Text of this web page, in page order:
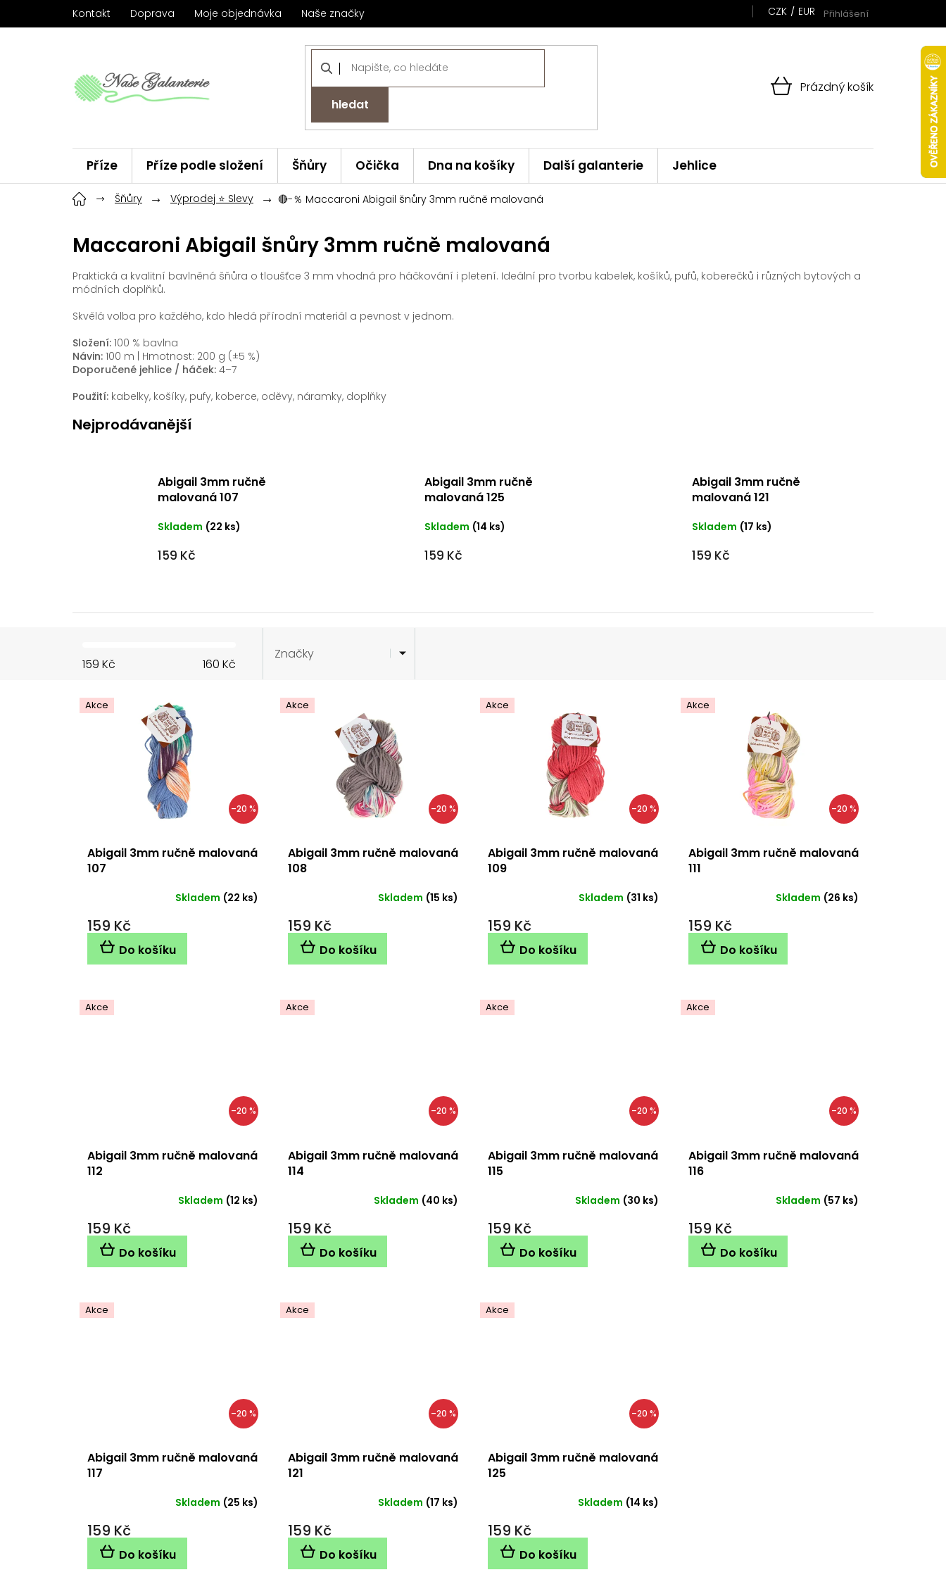
Kontakt Doprava Moje objednávka Naše značky CZK EUR Přihlášení
hledat
NÁKUPNÍ
Prázdný košík
Příze Příze podle složení Šňůry Očička Dna na košíky Další galanterie Jehlice
Háčky ChiaoGoo Značky
Šňůry Výprodej ⭐ Slevy 🔴-％ Maccaroni Abigail šnůry 3mm ručně malovaná
Maccaroni Abigail šnůry 3mm ručně malovaná
Praktická a kvalitní bavlněná šňůra o tloušťce 3 mm vhodná pro háčkování i pletení. Ideální pro tvorbu kabelek, košíků, pufů, koberečků i různých bytových a
módních doplňků.
Skvělá volba pro každého, kdo hledá přírodní materiál a pevnost v jednom.
Složení: 100 % bavlna
Návin: 100 m | Hmotnost: 200 g (±5 %)
Doporučené jehlice / háček: 4–7
Použití: kabelky, košíky, pufy, koberce, oděvy, náramky, doplňky
Nejprodávanější
Abigail 3mm ručně
malovaná 107
Skladem (22 ks)
159 Kč
Abigail 3mm ručně
malovaná 125
Skladem (14 ks)
159 Kč
Abigail 3mm ručně
malovaná 121
Skladem (17 ks)
159 Kč
159 Kč 160 Kč
Značky
ý
p
Akce
–20 %
Abigail 3mm ručně malovaná
107
Skladem (22 ks)
159 Kč
Do košíku
Akce
–20 %
Abigail 3mm ručně malovaná
108
Skladem (15 ks)
159 Kč
Do košíku
Akce
–20 %
Abigail 3mm ručně malovaná
109
Skladem (31 ks)
159 Kč
Do košíku
Akce
–20 %
Abigail 3mm ručně malovaná
111
Skladem (26 ks)
159 Kč
Do košíku
Akce
–20 %
Abigail 3mm ručně malovaná
112
Skladem (12 ks)
159 Kč
Do košíku
Akce
–20 %
Abigail 3mm ručně malovaná
114
Skladem (40 ks)
159 Kč
Do košíku
Akce
–20 %
Abigail 3mm ručně malovaná
115
Skladem (30 ks)
159 Kč
Do košíku
Akce
–20 %
Abigail 3mm ručně malovaná
116
Skladem (57 ks)
159 Kč
Do košíku
Akce
–20 %
Abigail 3mm ručně malovaná
117
Skladem (25 ks)
159 Kč
Do košíku
Akce
–20 %
Abigail 3mm ručně malovaná
121
Skladem (17 ks)
159 Kč
Do košíku
Akce
–20 %
Abigail 3mm ručně malovaná
125
Skladem (14 ks)
159 Kč
Do košíku